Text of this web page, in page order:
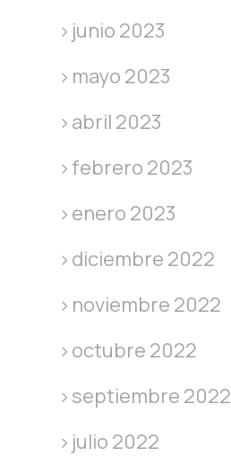
junio 2023
mayo 2023
abril 2023
febrero 2023
enero 2023
diciembre 2022
noviembre 2022
octubre 2022
septiembre 2022
julio 2022